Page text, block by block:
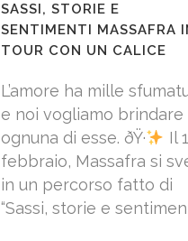
SASSI, STORIE E
SENTIMENTI MASSAFRA
TOUR CON UN CALICE
L’amore ha mille
e noi vogliamo brindare
ognuna di esse. ðŸ·
Il
febbraio, Massafra si
in un percorso fatto di
“Sassi, storie e